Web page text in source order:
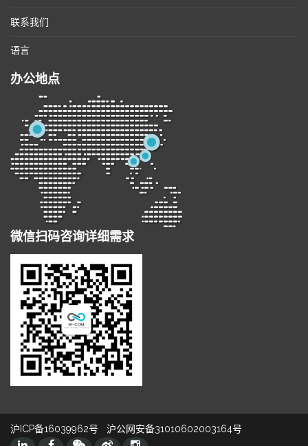
联系我们
语言
办公地点
微信扫码咨询详细需求
沪ICP备16039962号 沪公网安备31010602003164号